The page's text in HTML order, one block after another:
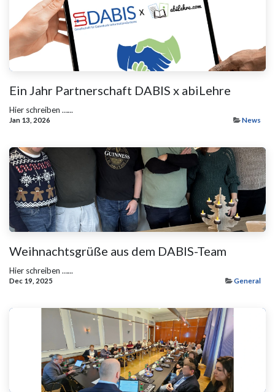
Ein Jahr Partnerschaft DABIS x abiLehre
Hier schreiben …...
Jan 13, 2026 News
Weihnachtsgrüße aus dem DABIS-Team
Hier schreiben …...
Dec 19, 2025 General